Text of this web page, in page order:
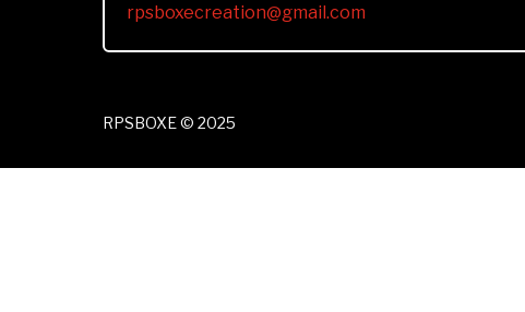
rpsboxecreation@gmail.com
RPSBOXE © 2025